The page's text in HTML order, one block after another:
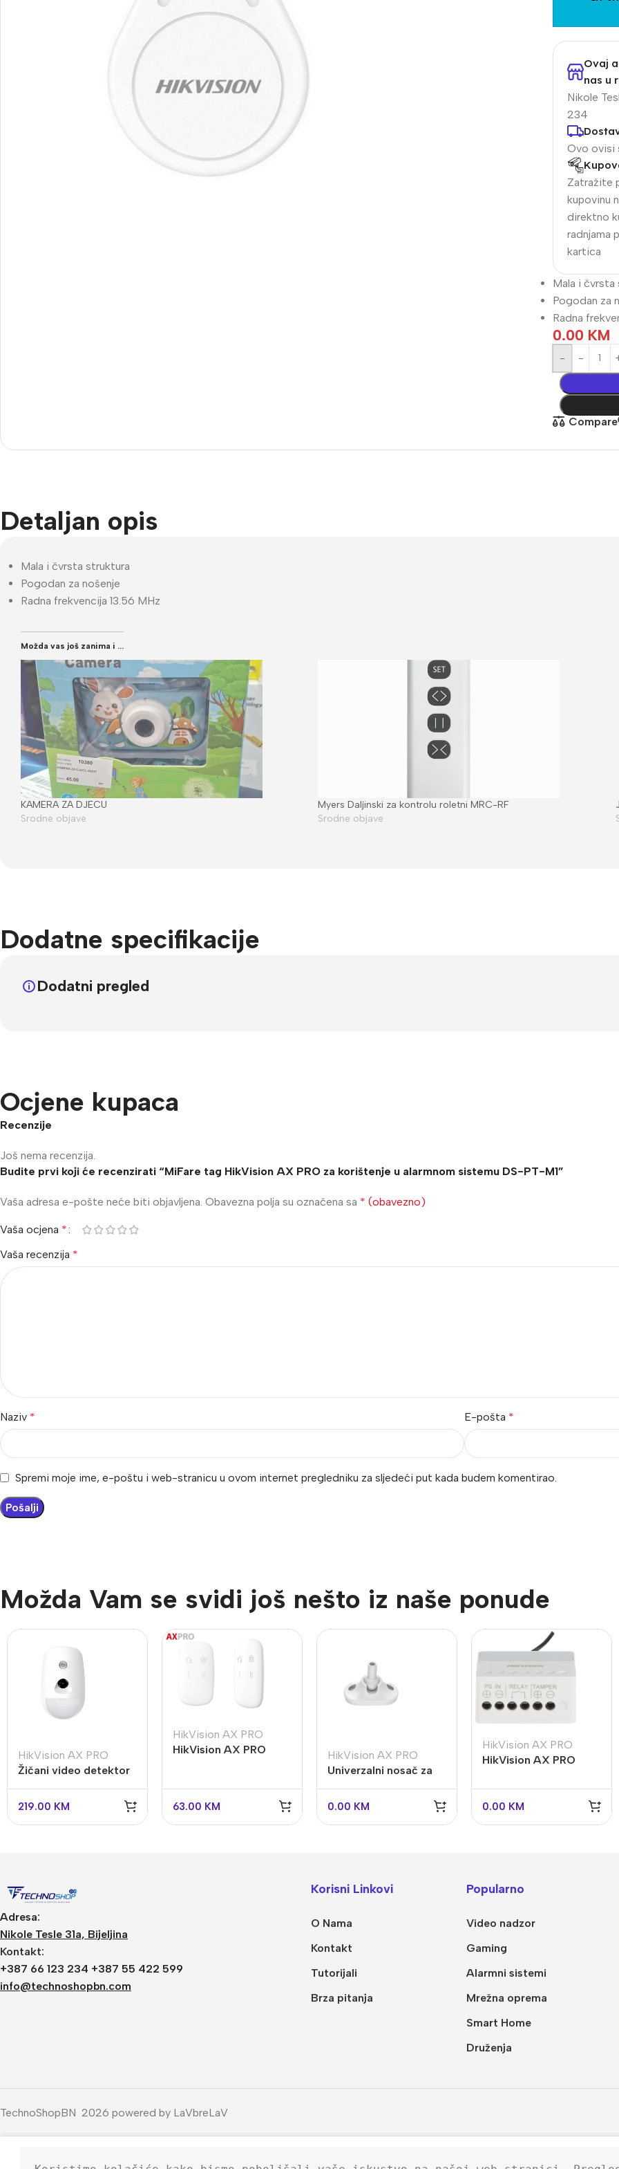
Ovaj
nas u
Nikole
234
Ovo ovisi
Zatražite
kupovinu
direktno
radnjama
kartica
Mala i čvrsta
Pogodan za
Radna
0.00 KM
-
Compare
Detaljan opis
Mala i čvrsta struktura
Pogodan za nošenje
Radna frekvencija 13.56 MHz
Možda vas još zanima i ...
KAMERA ZA DJECU
Srodne objave
Myers Daljinski za kontrolu roletni MRC-RF
Srodne objave
Dodatne specifikacije
Dodatni pregled
Ocjene kupaca
Recenzije
Još nema recenzija.
Budite prvi koji će recenzirati “MiFare tag HikVision AX PRO za korištenje u alarmnom sistemu DS-PT-M1”
Vaša adresa e-pošte neće biti objavljena. Obavezna polja su označena sa * (obavezno)
Vaša ocjena *
Vaša recenzija *
Naziv * E-pošta *
Spremi moje ime, e-poštu i web-stranicu u ovom internet pregledniku za sljedeći put kada budem komentirao.
Možda Vam se svidi još nešto iz naše ponude
HikVision AX PRO
Žičani video detektor
DS-PDPC12P-EG2
219.00 KM
HikVision AX PRO
HikVision AX PRO
63.00 KM
HikVision AX PRO
Univerzalni nosač za
detektore HikVision
AX PRO DS-PDB-IN
0.00 KM
HikVision AX PRO
HikVision AX PRO
O1L-WE bežični
0.00 KM
Adresa:
Nikole Tesle 31a, Bijeljina
Kontakt:
+387 66 123 234 +387 55 422 599
info@technoshopbn.com
Korisni Linkovi
O Nama
Kontakt
Tutorijali
Brza pitanja
Popularno
Video nadzor
Gaming
Alarmni sistemi
Mrežna oprema
Smart Home
Druženja
TechnoShopBN 2026 powered by LaVbreLaV